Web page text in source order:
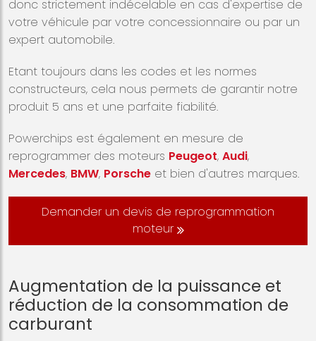
donc strictement indécelable en cas d'expertise de
votre véhicule par votre concessionnaire ou par un
expert automobile.
Etant toujours dans les codes et les normes
constructeurs, cela nous permets de garantir notre
produit 5 ans et une parfaite fiabilité.
Powerchips est également en mesure de
reprogrammer des moteurs Peugeot, Audi,
Mercedes, BMW, Porsche et bien d'autres marques.
Demander un devis de reprogrammation
moteur
Augmentation de la puissance et
réduction de la consommation de
carburant